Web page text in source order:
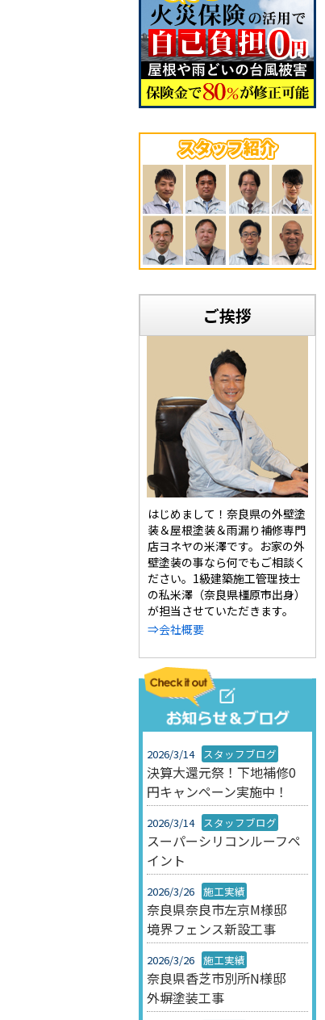
ご挨拶
はじめまして！奈良県の外壁塗
装＆屋根塗装＆雨漏り補修専門
店ヨネヤの米澤です。お家の外
壁塗装の事なら何でもご相談く
ださい。1級建築施工管理技士
の私米澤（奈良県橿原市出身）
が担当させていただきます。
⇒会社概要
2026/3/14 スタッフブログ
決算大還元祭！下地補修0
円キャンペーン実施中！
2026/3/14 スタッフブログ
スーパーシリコンルーフペ
イント
2026/3/26 施工実績
奈良県奈良市左京M様邸
境界フェンス新設工事
2026/3/26 施工実績
奈良県香芝市別所N様邸
外塀塗装工事